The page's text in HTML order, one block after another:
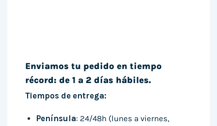
Enviamos tu pedido en tiempo
récord: de 1 a 2 días hábiles.
Tiempos de entrega:
Península: 24/48h (lunes a viernes,